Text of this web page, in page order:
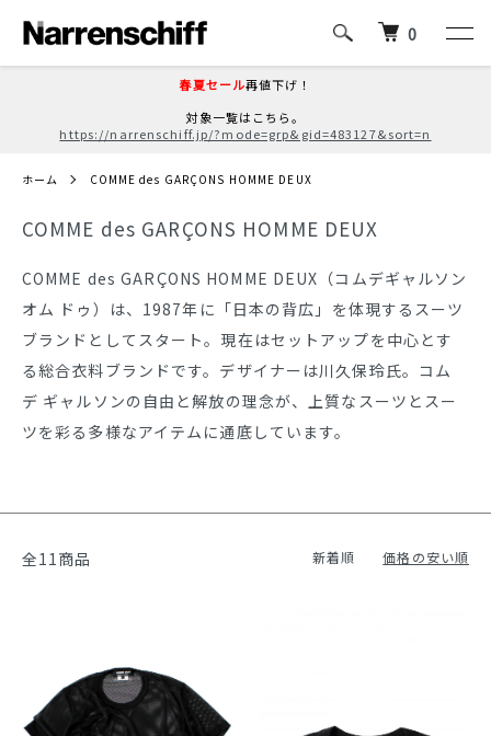
春夏セール再値下げ！
対象一覧はこちら。
https://narrenschiff.jp/?mode=grp&gid=483127&sort=n
0
ホーム COMME des GARÇONS HOMME DEUX
COMME des GARÇONS HOMME DEUX
COMME des GARÇONS HOMME DEUX（コムデギャルソン
オム ドゥ）は、1987年に「日本の背広」を体現するスーツ
ブランドとしてスタート。現在はセットアップを中心とす
る総合衣料ブランドです。デザイナーは川久保玲氏。コム
デ ギャルソンの自由と解放の理念が、上質なスーツとスー
ツを彩る多様なアイテムに通底しています。
全11商品 新着順 価格の安い順